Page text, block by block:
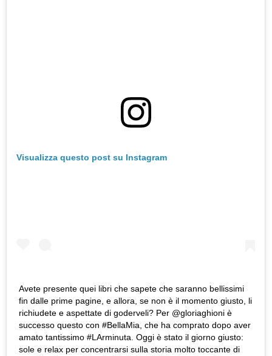
Visualizza questo post su Instagram
Avete presente quei libri che sapete che saranno bellissimi
fin dalle prime pagine, e allora, se non è il momento giusto, li
richiudete e aspettate di goderveli? Per @gloriaghioni è
successo questo con #BellaMia, che ha comprato dopo aver
amato tantissimo #LArminuta. Oggi è stato il giorno giusto:
sole e relax per concentrarsi sulla storia molto toccante di